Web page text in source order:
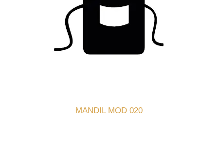
MANDIL MOD 020